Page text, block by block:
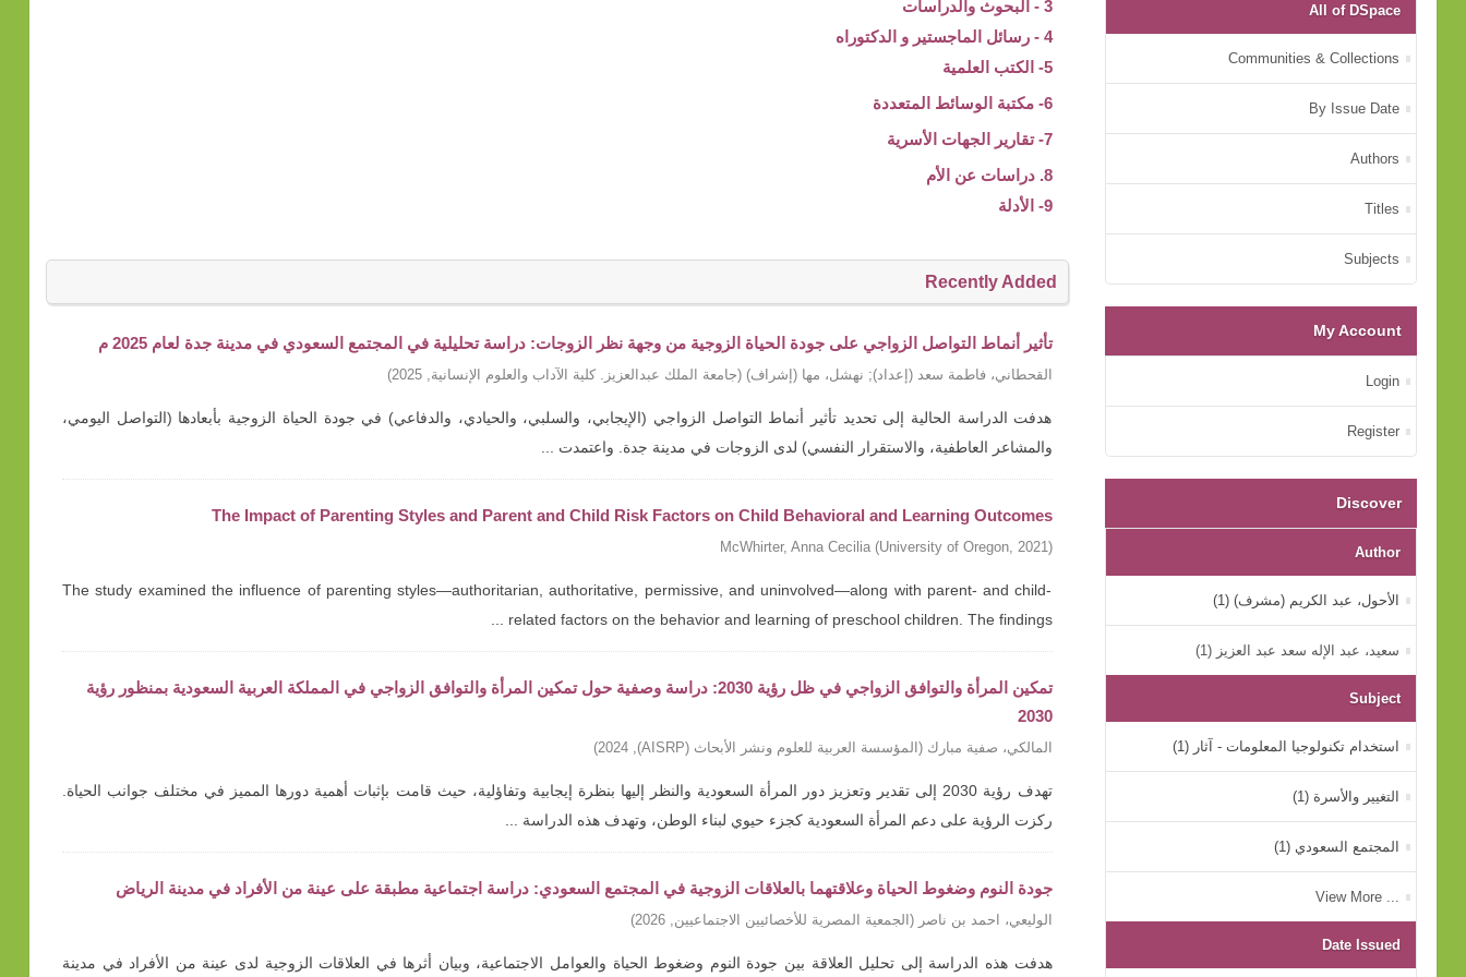
3 - البحوث والدراسات
4 - رسائل الماجستير و الدكتوراه
5- الكتب العلمية
6- مكتبة الوسائط المتعددة
7- تقارير الجهات الأسرية
8. دراسات عن الأم
9- الأدلة
Recently Added
تأثير أنماط التواصل الزواجي على جودة الحياة الزوجية من وجهة نظر الزوجات: دراسة تحليلية في المجتمع السعودي في مدينة جدة لعام 2025 م
القحطاني، فاطمة سعد (إعداد); نهشل، مها (إشراف) (جامعة الملك عبدالعزيز. كلية الآداب والعلوم الإنسانية,
2025
)
هدفت الدراسة الحالية إلى تحديد تأثير أنماط التواصل الزواجي (الإيجابي، والسلبي، والحيادي، والدفاعي) في جودة الحياة الزوجية بأبعادها (التواصل اليومي،
والمشاعر العاطفية، والاستقرار النفسي) لدى الزوجات في مدينة جدة. واعتمدت ...
The Impact of Parenting Styles and Parent and Child Risk Factors on Child Behavioral and Learning Outcomes
McWhirter, Anna Cecilia (University of Oregon, 2021)
The study examined the influence of parenting styles—authoritarian, authoritative, permissive, and uninvolved—along with parent- and child-
related factors on the behavior and learning of preschool children. The findings ...
تمكين المرأة والتوافق الزواجي في ظل رؤية 2030: دراسة وصفية حول تمكين المرأة والتوافق الزواجي في المملكة العربية السعودية بمنظور رؤية
2030
المالكي، صفية مبارك ( المؤسسة العربية للعلوم ونشر الأبحاث (AISRP) ,
2024
)
تهدف رؤية 2030 إلى تقدير وتعزيز دور المرأة السعودية والنظر إليها بنظرة إيجابية وتفاؤلية، حيث قامت بإثبات أهمية دورها المميز في مختلف جوانب الحياة.
ركزت الرؤية على دعم المرأة السعودية كجزء حيوي لبناء الوطن، وتهدف هذه الدراسة ...
جودة النوم وضغوط الحياة وعلاقتهما بالعلاقات الزوجية في المجتمع السعودي: دراسة اجتماعية مطبقة على عينة من الأفراد في مدينة الرياض
الوليعي، احمد بن ناصر ( الجمعية المصرية للأخصائيين الاجتماعيين,
2026
)
هدفت هذه الدراسة إلى تحليل العلاقة بين جودة النوم وضغوط الحياة والعوامل الاجتماعية، وبيان أثرها في العلاقات الزوجية لدى عينة من الأفراد في مدينة
All of DSpace
Communities & Collections
By Issue Date
Authors
Titles
Subjects
My Account
Login
Register
Discover
Author
الأحول، عبد الكريم (مشرف) (1)
سعيد، عبد الإله سعد عبد العزيز (1)
Subject
استخدام تكنولوجيا المعلومات - آثار (1)
التغيير والأسرة (1)
المجتمع السعودي (1)
... View More
Date Issued